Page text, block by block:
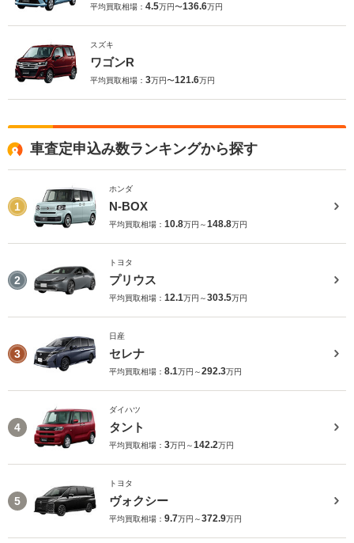
平均買取相場： 4.5万円〜136.6万円
スズキ
ワゴンR
平均買取相場： 3万円〜121.6万円
車査定申込み数ランキングから探す
1
ホンダ
N-BOX
平均買取相場： 10.8万円～148.8万円
2
トヨタ
プリウス
平均買取相場： 12.1万円～303.5万円
3
日産
セレナ
平均買取相場： 8.1万円～292.3万円
4
ダイハツ
タント
平均買取相場： 3万円～142.2万円
5
トヨタ
ヴォクシー
平均買取相場： 9.7万円～372.9万円